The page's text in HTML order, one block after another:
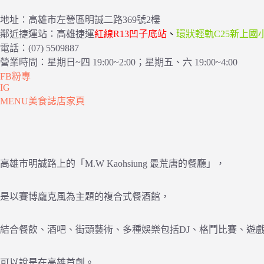
地址：高雄市左營區明誠二路369號2樓
鄰近捷運站：高雄捷運紅線R13凹子底站 、 環狀輕軌C25新上國
電話：(07) 5509887
營業時間：星期日~四 19:00~2:00；星期五、六 19:00~4:00
FB粉專
IG
MENU美食誌店家頁
高雄市明誠路上的「M.W Kaohsiung 最荒唐的餐廳」，
是以賽博龐克風為主題的複合式餐酒館，
結合餐飲、酒吧、街頭藝術、多種娛樂包括DJ、格鬥比賽、遊